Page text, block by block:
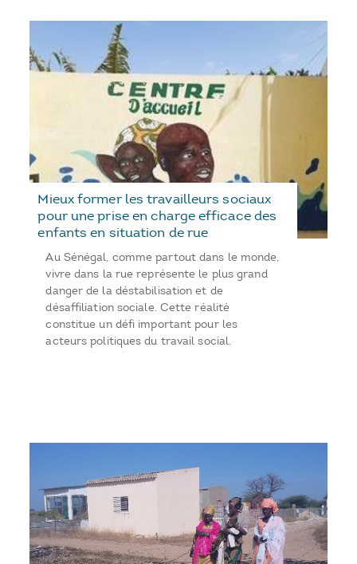
Mieux former les travailleurs sociaux
pour une prise en charge efficace des
enfants en situation de rue
Au Sénégal, comme partout dans le monde,
vivre dans la rue représente le plus grand
danger de la déstabilisation et de
désaffiliation sociale. Cette réalité
constitue un défi important pour les
acteurs politiques du travail social.